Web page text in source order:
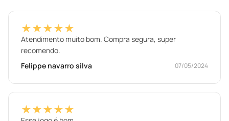
★★★★★
Atendimento muito bom. Compra segura, super
recomendo.
Felippe navarro silva
07/05/2024
★★★★★